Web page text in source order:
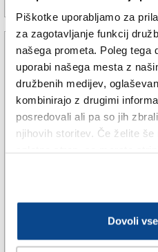
Piškotke uporabljamo za
za zagotavljanje funkcij
našega prometa. Poleg tega
uporabi našega mesta z
družbenih medijev,
kombinirajo z drugimi
posredovali ali pa so jih
njihovih storitev. Če želite še
Dovoli
TRŽAŠKA
Pomoč